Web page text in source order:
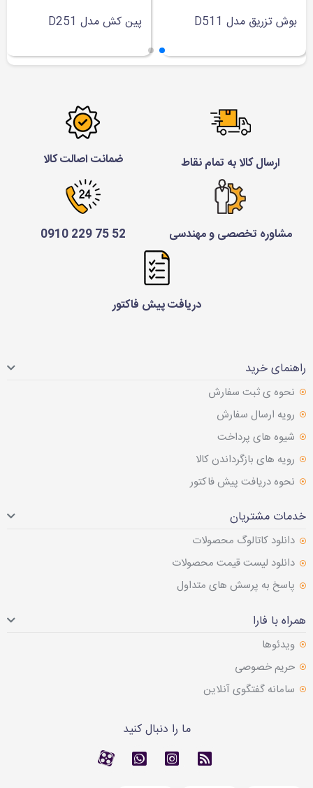
بوش تزریق مدل D511 پین کش مدل D251
ارسال کالا به تمام نقاط ضمانت اصالت کالا
مشاوره تخصصی و مهندسی 52 75 229 0910
دریافت پیش فاکتور
راهنمای خرید
نحوه ی ثبت سفارش
رویه ارسال سفارش
شیوه های پرداخت
رویه های بازگرداندن کالا
نحوه دریافت پیش فاکتور
خدمات مشتریان
دانلود کاتالوگ محصولات
دانلود لیست قیمت محصولات
پاسخ به پرسش های متداول
همراه با فارا
ویدئوها
حریم خصوصی
سامانه گفتگوی آنلاین
ما را دنبال کنید
RSS کانال آپارات
تماس با واتس اپ
کانال آپارات